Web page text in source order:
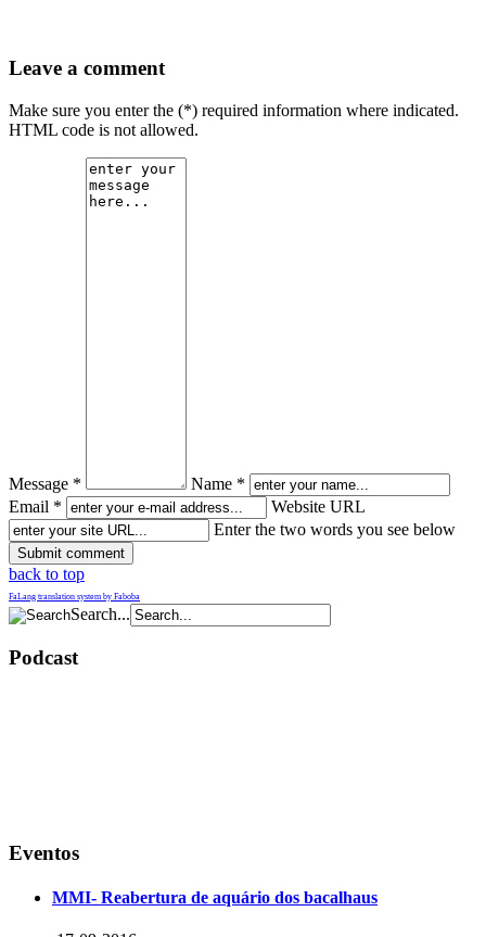
Leave a comment
Make sure you enter the (*) required information where indicated.
HTML code is not allowed.
Message *
Name *
Email *
Website URL
Enter the two words you see below
back to top
FaLang translation system by Faboba
Search...
Podcast
Eventos
MMI- Reabertura de aquário dos bacalhaus